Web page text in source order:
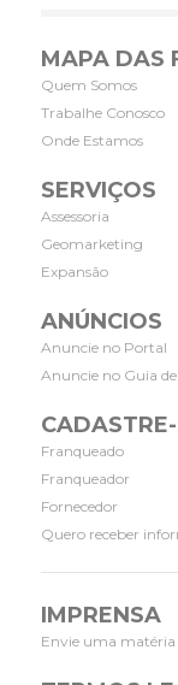
MAPA DAS
Quem Somos
Trabalhe Conosco
Onde Estamos
SERVIÇOS
Assessoria
Geomarketing
Expansão
ANÚNCIOS
Anuncie no Portal
Anuncie no Guia
Franqueado
Franqueador
Fornecedor
Quero receber
IMPRENSA
Envie uma matéria